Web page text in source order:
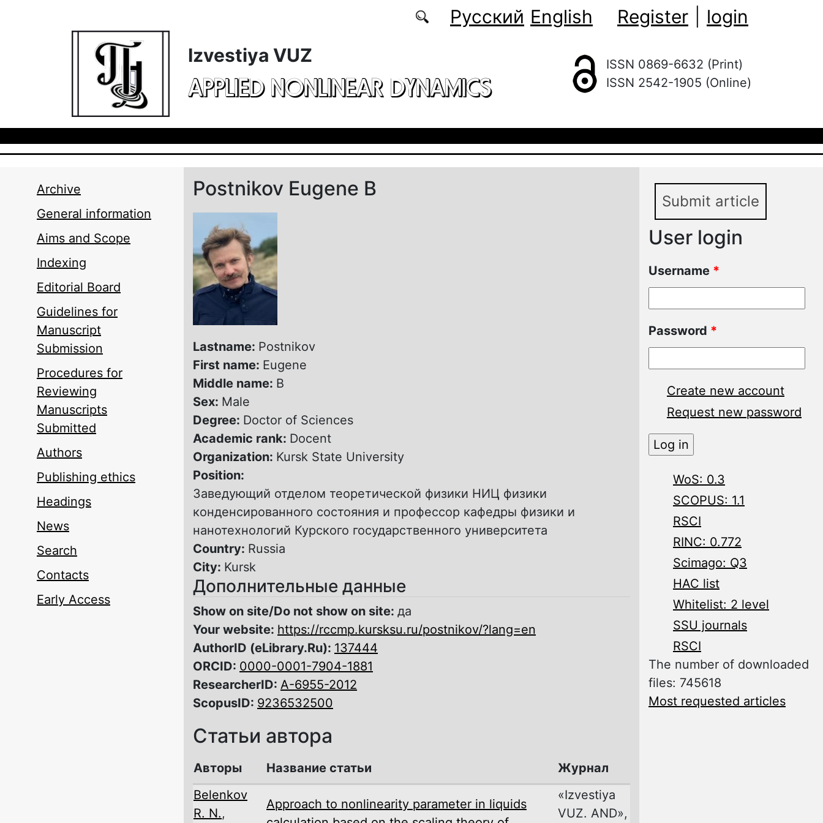
Русский English Register
login
Izvestiya VUZ
APPLIED NONLINEAR DYNAMICS
ISSN 0869-6632 (Print)
ISSN 2542-1905 (Online)
Archive
General information
Aims and Scope
Indexing
Editorial Board
Guidelines for
Manuscript
Submission
Procedures for
Reviewing
Manuscripts
Submitted
Authors
Publishing ethics
Headings
News
Search
Contacts
Early Access
Postnikov Eugene B
Lastname: Postnikov
First name: Eugene
Middle name: B
Sex: Male
Degree: Doctor of Sciences
Academic rank: Docent
Organization: Kursk State University
Position:
Заведующий отделом теоретической физики НИЦ физики
конденсированного состояния и профессор кафедры физики и
нанотехнологий Курского государственного университета
Country: Russia
City: Kursk
Дополнительные данные
Show on site/Do not show on site: да
Your website: https://rccmp.kursksu.ru/postnikov/?lang=en
AuthorID (eLibrary.Ru): 137444
ORCID: 0000-0001-7904-1881
ResearcherID: A-6955-2012
ScopusID: 9236532500
Статьи автора
Авторы Название статьи
Журнал
Belenkov
R. N.,
Approach to nonlinearity parameter in liquids
«Izvestiya
VUZ. AND»,
Submit article
User login
Username *
Password *
Create new account
Request new password
WoS: 0.3
SCOPUS: 1.1
RSCI
RINC: 0.772
Scimago: Q3
HAC list
Whitelist: 2 level
SSU journals
RSCI
The number of downloaded
files: 745618
Most requested articles